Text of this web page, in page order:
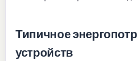
Типичное
устройств